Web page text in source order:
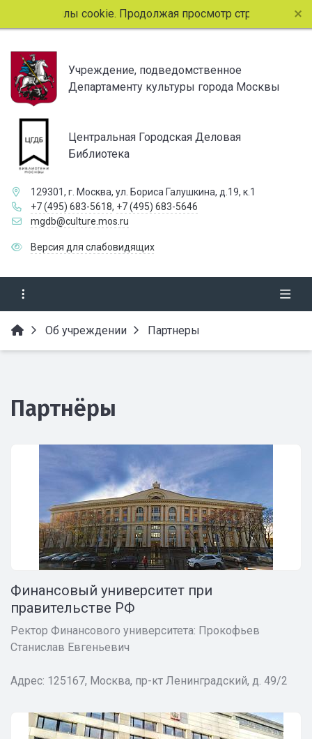
файлы cookie. Продолжая просмотр страниц сайта,
Учреждение, подведомственное
Департаменту культуры города Москвы
Центральная Городская Деловая
Библиотека
129301, г. Москва, ул. Бориса Галушкина, д.19, к.1
+7 (495) 683-5618, +7 (495) 683-5646
mgdb@culture.mos.ru
Версия для слабовидящих
Об учреждении Партнеры
Партнёры
Финансовый университет при
правительстве РФ
Ректор Финансового университета: Прокофьев
Станислав Евгеньевич
Адрес: 125167, Москва, пр-кт Ленинградский, д. 49/2